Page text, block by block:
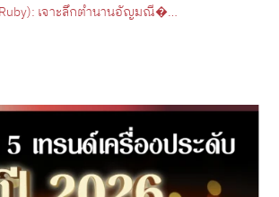
เจาะลึกตำนานอัญมณี�…